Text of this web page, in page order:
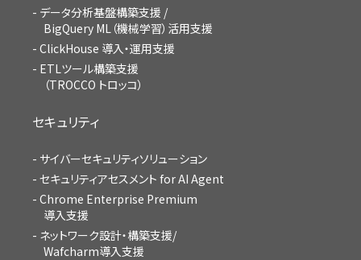
データ分析基盤構築支援 /
BigQuery ML（機械学習）活用支援
ClickHouse 導入・運用支援
ETLツール構築支援
（TROCCO トロッコ）
セキュリティ
サイバーセキュリティソリューション
セキュリティアセスメント for AI Agent
Chrome Enterprise Premium
導入支援
ネットワーク設計・構築支援/
Wafcharm導入支援